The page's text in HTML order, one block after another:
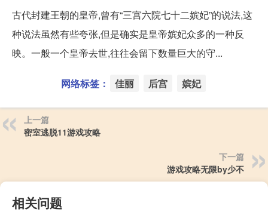
古代封建王朝的皇帝,曾有“三宫六院七十二嫔妃”的说法,这
种说法虽然有些夸张,但是确实是皇帝嫔妃众多的一种反
映。一般一个皇帝去世,往往会留下数量巨大的守...
网络标签： 佳丽 后宫 嫔妃
上一篇
密室逃脱11游戏攻略
下一篇
游戏攻略无限by少不
相关问题